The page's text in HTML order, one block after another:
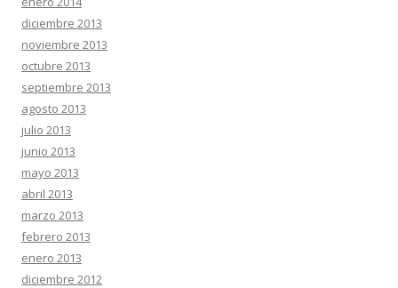
diciembre 2013
noviembre 2013
octubre 2013
septiembre 2013
agosto 2013
julio 2013
junio 2013
mayo 2013
abril 2013
marzo 2013
febrero 2013
enero 2013
diciembre 2012